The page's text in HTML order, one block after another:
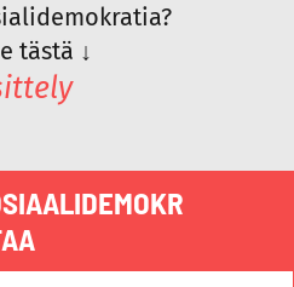
tästä ↓